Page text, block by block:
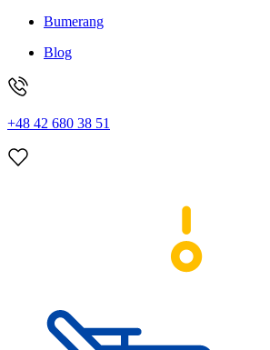
Bumerang
Blog
+48 42 680 38 51